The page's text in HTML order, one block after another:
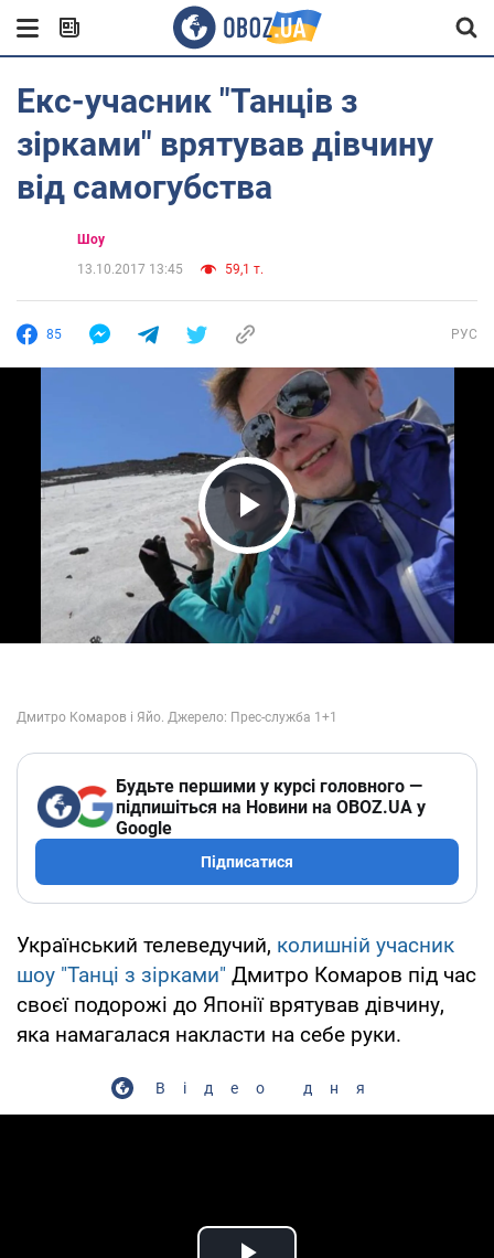
Екс-учасник "Танців з
зірками" врятував дівчину
від самогубства
Шоу
13.10.2017 13:45
59,1 т.
85 РУС
Play Video
Будьте першими у курсі головного —
підпишіться на Новини на OBOZ.UA у
Google
Підписатися
Український телеведучий, колишній учасник
шоу "Танці з зірками" Дмитро Комаров під час
своєї подорожі до Японії врятував дівчину,
яка намагалася накласти на себе руки.
Відео дня